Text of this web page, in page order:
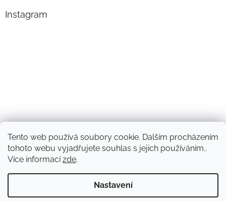
Tento web používá soubory cookie. Dalším procházením
tohoto webu vyjadřujete souhlas s jejich používáním..
Více informacízde.
Nastavení
Instagram
Sledovat na Instagramu